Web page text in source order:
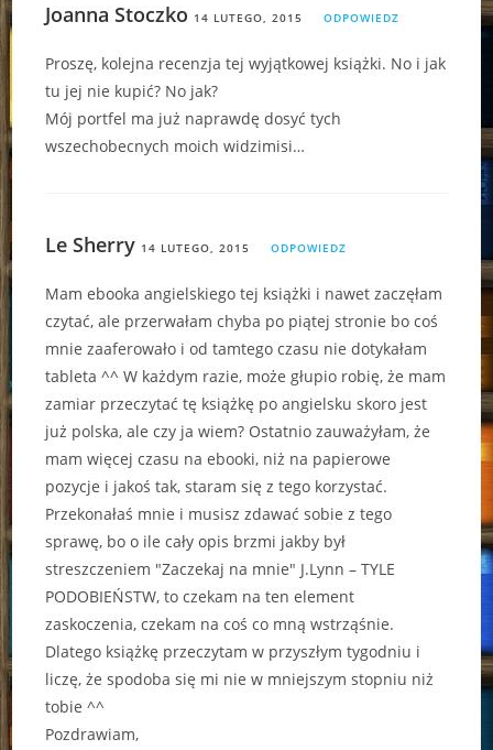
Joanna Stoczko 14 LUTEGO, 2015 ODPOWIEDZ
Proszę, kolejna recenzja tej wyjątkowej książki. No i jak
tu jej nie kupić? No jak?
Mój portfel ma już naprawdę dosyć tych
wszechobecnych moich widzimisi…
Le Sherry 14 LUTEGO, 2015 ODPOWIEDZ
Mam ebooka angielskiego tej książki i nawet zaczęłam
czytać, ale przerwałam chyba po piątej stronie bo coś
mnie zaaferowało i od tamtego czasu nie dotykałam
tableta ^^ W każdym razie, może głupio robię, że mam
zamiar przeczytać tę książkę po angielsku skoro jest
już polska, ale czy ja wiem? Ostatnio zauważyłam, że
mam więcej czasu na ebooki, niż na papierowe
pozycje i jakoś tak, staram się z tego korzystać.
Przekonałaś mnie i musisz zdawać sobie z tego
sprawę, bo o ile cały opis brzmi jakby był
streszczeniem "Zaczekaj na mnie" J.Lynn – TYLE
PODOBIEŃSTW, to czekam na ten element
zaskoczenia, czekam na coś co mną wstrząśnie.
Dlatego książkę przeczytam w przyszłym tygodniu i
liczę, że spodoba się mi nie w mniejszym stopniu niż
tobie ^^
Pozdrawiam,